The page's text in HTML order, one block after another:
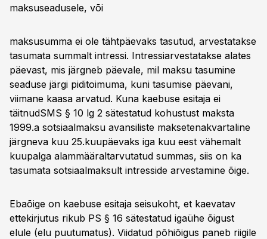
maksuseadusele, või
maksusumma ei ole tähtpäevaks tasutud, arvestatakse
tasumata summalt intressi. Intressiarvestatakse alates
päevast, mis järgneb päevale, mil maksu tasumine
seaduse järgi piditoimuma, kuni tasumise päevani,
viimane kaasa arvatud. Kuna kaebuse esitaja ei
täitnudSMS § 10 lg 2 sätestatud kohustust maksta
1999.a sotsiaalmaksu avansiliste maksetenakvartaline
järgneva kuu 25.kuupäevaks iga kuu eest vähemalt
kuupalga alammääraltarvutatud summas, siis on ka
tasumata sotsiaalmaksult intresside arvestamine õige.
Ebaõige on kaebuse esitaja seisukoht, et kaevatav
ettekirjutus rikub PS § 16 sätestatud igaühe õigust
elule (elu puutumatus). Viidatud põhiõigus paneb riigile